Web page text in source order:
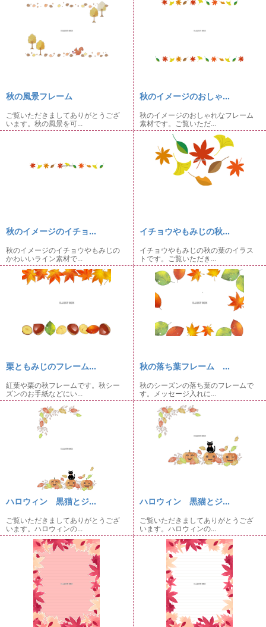
秋の風景フレーム
ご覧いただきましてありがとうござ
います。秋の風景を可...
秋のイメージのおしゃ...
秋のイメージのおしゃれなフレーム
素材です。ご覧いただ...
秋のイメージのイチョ...
秋のイメージのイチョウやもみじの
かわいいライン素材で...
イチョウやもみじの秋...
イチョウやもみじの秋の葉のイラス
トです。ご覧いただき...
栗ともみじのフレーム...
紅葉や栗の秋フレームです。秋シー
ズンのお手紙などにい...
秋の落ち葉フレーム ...
秋のシーズンの落ち葉のフレームで
す。メッセージ入れに...
ハロウィン 黒猫とジ...
ご覧いただきましてありがとうござ
います。ハロウィンの...
ハロウィン 黒猫とジ...
ご覧いただきましてありがとうござ
います。ハロウィンの...